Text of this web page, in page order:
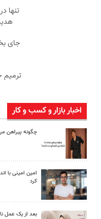
اخبار بازار و کسب و کار
چگونه پیراهن
امین امینی با
کرد
بعد از یک عمل